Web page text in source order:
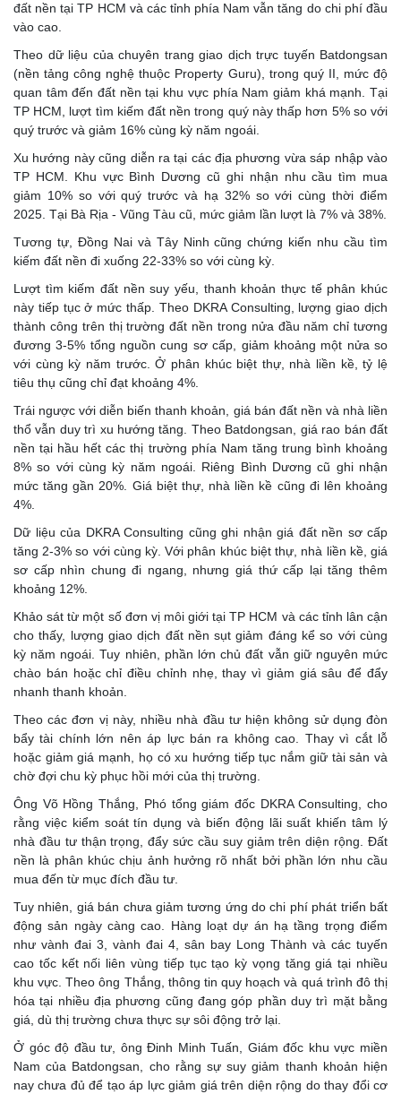
đất nền tại TP HCM và các tỉnh phía Nam vẫn tăng do chi phí đầu
vào cao.
Theo dữ liệu của chuyên trang giao dịch trực tuyến Batdongsan
(nền tảng công nghệ thuộc Property Guru), trong quý II, mức độ
quan tâm đến đất nền tại khu vực phía Nam giảm khá mạnh. Tại
TP HCM, lượt tìm kiếm đất nền trong quý này thấp hơn 5% so với
quý trước và giảm 16% cùng kỳ năm ngoái.
Xu hướng này cũng diễn ra tại các địa phương vừa sáp nhập vào
TP HCM. Khu vực Bình Dương cũ ghi nhận nhu cầu tìm mua
giảm 10% so với quý trước và hạ 32% so với cùng thời điểm
2025. Tại Bà Rịa - Vũng Tàu cũ, mức giảm lần lượt là 7% và 38%.
Tương tự, Đồng Nai và Tây Ninh cũng chứng kiến nhu cầu tìm
kiếm đất nền đi xuống 22-33% so với cùng kỳ.
Lượt tìm kiếm đất nền suy yếu, thanh khoản thực tế phân khúc
này tiếp tục ở mức thấp. Theo DKRA Consulting, lượng giao dịch
thành công trên thị trường đất nền trong nửa đầu năm chỉ tương
đương 3-5% tổng nguồn cung sơ cấp, giảm khoảng một nửa so
với cùng kỳ năm trước. Ở phân khúc biệt thự, nhà liền kề, tỷ lệ
tiêu thụ cũng chỉ đạt khoảng 4%.
Trái ngược với diễn biến thanh khoản, giá bán đất nền và nhà liền
thổ vẫn duy trì xu hướng tăng. Theo Batdongsan, giá rao bán đất
nền tại hầu hết các thị trường phía Nam tăng trung bình khoảng
8% so với cùng kỳ năm ngoái. Riêng Bình Dương cũ ghi nhận
mức tăng gần 20%. Giá biệt thự, nhà liền kề cũng đi lên khoảng
4%.
Dữ liệu của DKRA Consulting cũng ghi nhận giá đất nền sơ cấp
tăng 2-3% so với cùng kỳ. Với phân khúc biệt thự, nhà liền kề, giá
sơ cấp nhìn chung đi ngang, nhưng giá thứ cấp lại tăng thêm
khoảng 12%.
Khảo sát từ một số đơn vị môi giới tại TP HCM và các tỉnh lân cận
cho thấy, lượng giao dịch đất nền sụt giảm đáng kể so với cùng
kỳ năm ngoái. Tuy nhiên, phần lớn chủ đất vẫn giữ nguyên mức
chào bán hoặc chỉ điều chỉnh nhẹ, thay vì giảm giá sâu để đẩy
nhanh thanh khoản.
Theo các đơn vị này, nhiều nhà đầu tư hiện không sử dụng đòn
bẩy tài chính lớn nên áp lực bán ra không cao. Thay vì cắt lỗ
hoặc giảm giá mạnh, họ có xu hướng tiếp tục nắm giữ tài sản và
chờ đợi chu kỳ phục hồi mới của thị trường.
Ông Võ Hồng Thắng, Phó tổng giám đốc DKRA Consulting, cho
rằng việc kiểm soát tín dụng và biến động lãi suất khiến tâm lý
nhà đầu tư thận trọng, đẩy sức cầu suy giảm trên diện rộng. Đất
nền là phân khúc chịu ảnh hưởng rõ nhất bởi phần lớn nhu cầu
mua đến từ mục đích đầu tư.
Tuy nhiên, giá bán chưa giảm tương ứng do chi phí phát triển bất
động sản ngày càng cao. Hàng loạt dự án hạ tầng trọng điểm
như vành đai 3, vành đai 4, sân bay Long Thành và các tuyến
cao tốc kết nối liên vùng tiếp tục tạo kỳ vọng tăng giá tại nhiều
khu vực. Theo ông Thắng, thông tin quy hoạch và quá trình đô thị
hóa tại nhiều địa phương cũng đang góp phần duy trì mặt bằng
giá, dù thị trường chưa thực sự sôi động trở lại.
Ở góc độ đầu tư, ông Đinh Minh Tuấn, Giám đốc khu vực miền
Nam của Batdongsan, cho rằng sự suy giảm thanh khoản hiện
nay chưa đủ để tạo áp lực giảm giá trên diện rộng do thay đổi cơ